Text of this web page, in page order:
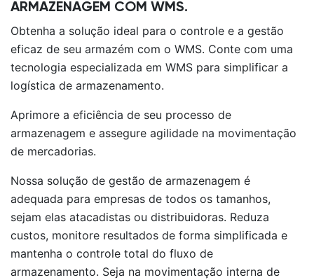
ARMAZENAGEM COM WMS.
Obtenha a solução ideal para o controle e a gestão
eficaz de seu armazém com o WMS. Conte com uma
tecnologia especializada em WMS para simplificar a
logística de armazenamento.
Aprimore a eficiência de seu processo de
armazenagem e assegure agilidade na movimentação
de mercadorias.
Nossa solução de gestão de armazenagem é
adequada para empresas de todos os tamanhos,
sejam elas atacadistas ou distribuidoras. Reduza
custos, monitore resultados de forma simplificada e
mantenha o controle total do fluxo de
armazenamento. Seja na movimentação interna de